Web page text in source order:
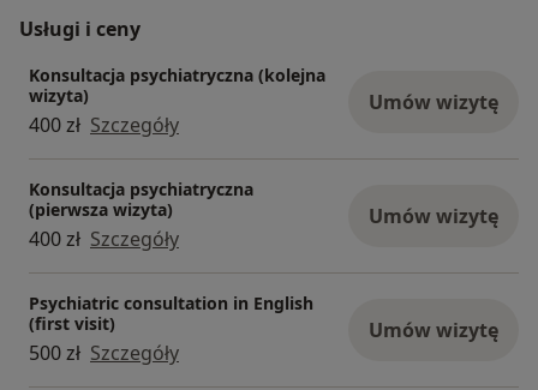
Usługi i ceny
Konsultacja psychiatryczna (kolejna
wizyta)
400 zł Szczegóły
Umów wizytę
Konsultacja psychiatryczna
(pierwsza wizyta)
400 zł Szczegóły
Umów wizytę
Psychiatric consultation in English
(first visit)
500 zł Szczegóły
Umów wizytę